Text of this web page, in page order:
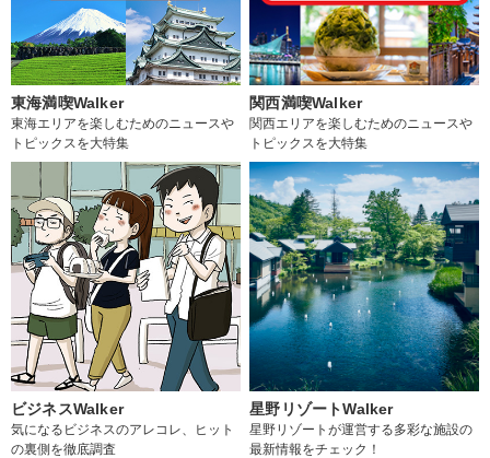
東海満喫Walker
東海エリアを楽しむためのニュースや
トピックスを大特集
関西満喫Walker
関西エリアを楽しむためのニュースや
トピックスを大特集
ビジネスWalker
気になるビジネスのアレコレ、ヒット
の裏側を徹底調査
星野リゾートWalker
星野リゾートが運営する多彩な施設の
最新情報をチェック！